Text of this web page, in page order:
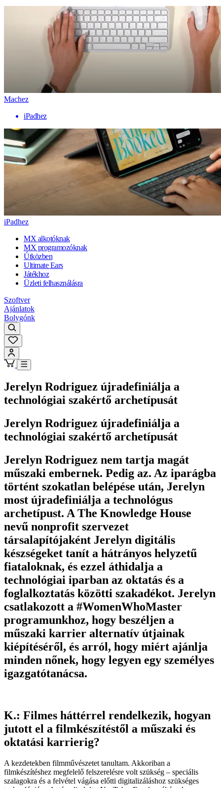
Machez
iPadhez
iPadhez
MX alkotóknak
MX programozóknak
Útközben
Ultimate Ears
Játékhoz
Üzleti felhasználásra
Szoftver
Ajánlatok
Bolygónk
Jerelyn Rodriguez újradefiniálja a
technológiai szakértő archetípusát
Jerelyn Rodriguez újradefiniálja a
technológiai szakértő archetípusát
Jerelyn Rodriguez nem tartja magát
műszaki embernek. Pedig az. Az iparágba
történt szokatlan belépése után, Jerelyn
most újradefiniálja a technológus
archetípust. A The Knowledge House
nevű nonprofit szervezet
társalapítójaként Jerelyn digitális
készségeket tanít a hátrányos helyzetű
fiataloknak, és ezzel áthidalja a
technológiai iparban az oktatás és a
foglalkoztatás közötti szakadékot. Jerelyn
csatlakozott a #WomenWhoMaster
programunkhoz, hogy beszéljen a
műszaki karrier alternatív útjainak
kiépítéséről, és arról, hogy miért ajánlja
minden nőnek, hogy legyen egy személyes
igazgatótanácsa.
K.: Filmes háttérrel rendelkezik, hogyan
jutott el a filmkészítéstől a műszaki és
oktatási karrierig?
A kezdetekben filmművészetet tanultam. Akkoriban a
filmkészítéshez megfelelő felszerelésre volt szükség – speciális
szalagokra és a felvétel vágása előtti digitalizáláshoz szükséges